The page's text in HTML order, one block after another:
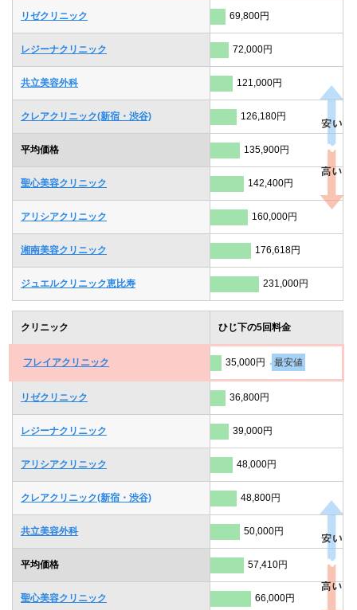
リゼクリニック 69,800円
レジーナクリニック 72,000円
共立美容外科 121,000円
クレアクリニック(新宿・渋谷) 126,180円
平均価格 135,900円
聖心美容クリニック 142,400円
アリシアクリニック 160,000円
湘南美容クリニック 176,618円
ジュエルクリニック恵比寿 231,000円
クリニック ひじ下の5回料金
フレイアクリニック 35,000円 最安値
リゼクリニック 36,800円
レジーナクリニック 39,000円
アリシアクリニック 48,000円
クレアクリニック(新宿・渋谷) 48,800円
共立美容外科 50,000円
平均価格 57,410円
聖心美容クリニック 66,000円